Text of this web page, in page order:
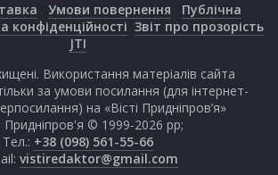
Умови повернення
Публічна
конфіденційності Звіт про прозорість
JTI
Використання матеріалів сайта
за умови посилання (для інтернет-
на «Вісті Придніпров’я»
Придніпров'я © 1999-2026 рр;
Тел.: +38 (098) 561-55-66
vistiredaktor@gmail.com